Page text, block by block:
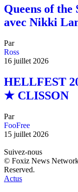
Queens of the
avec Nikki
Par
Ross
16 juillet 2026
HELLFEST
★ CLISSON
Par
FooFree
15 juillet 2026
Suivez-nous
© Foxiz News
Reserved.
Actus